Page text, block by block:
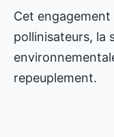
Cet
pollinisateurs, la
repeuplement.